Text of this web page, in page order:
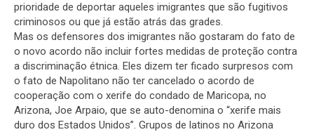
prioridade de deportar aqueles imigrantes que são fugitivos
criminosos ou que já estão atrás das grades.
Mas os defensores dos imigrantes não gostaram do fato de
o novo acordo não incluir fortes medidas de proteção contra
a discriminação étnica. Eles dizem ter ficado surpresos com
o fato de Napolitano não ter cancelado o acordo de
cooperação com o xerife do condado de Maricopa, no
Arizona, Joe Arpaio, que se auto-denomina o “xerife mais
duro dos Estados Unidos”. Grupos de latinos no Arizona